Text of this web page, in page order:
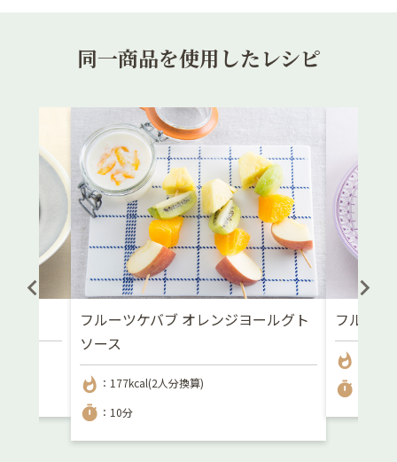
同一商品を使用したレシピ
フルーツケバブ オレンジヨールグト
ソース
whatshot ：177kcal(2人分換算)
timer ：10分
フルー
whatshot
timer